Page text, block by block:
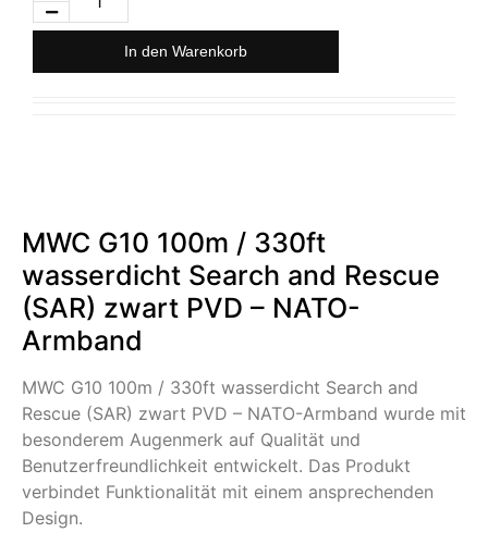
In den Warenkorb
MWC G10 100m / 330ft
wasserdicht Search and Rescue
(SAR) zwart PVD – NATO-
Armband
MWC G10 100m / 330ft wasserdicht Search and
Rescue (SAR) zwart PVD – NATO-Armband wurde mit
besonderem Augenmerk auf Qualität und
Benutzerfreundlichkeit entwickelt. Das Produkt
verbindet Funktionalität mit einem ansprechenden
Design.